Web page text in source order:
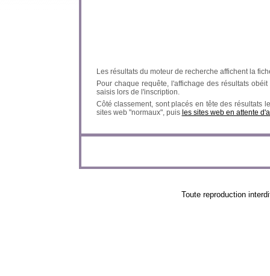
Les résultats du moteur de recherche affichent la
Pour chaque requête, l'affichage des résultats
saisis lors de l'inscription.
Côté classement, sont placés en tête des résultats
sites web "normaux", puis les sites web en attente
Toute reproduction